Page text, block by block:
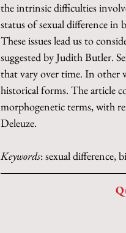
the intrinsic difficulties
status of sexual difference in
These issues lead us to
suggested by Judith Butler.
that vary over time. In other
historical forms. The article
morphogenetic terms, with
Deleuze.
Keywords: sexual difference,